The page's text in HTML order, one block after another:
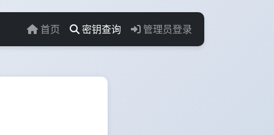
首页 密钥查询 管理员登录